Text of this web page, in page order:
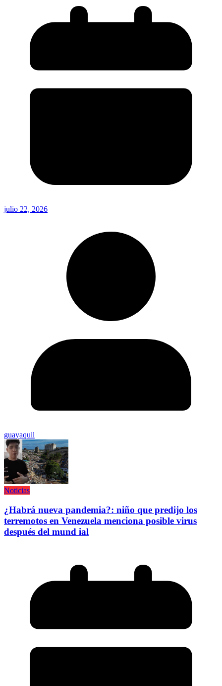
julio 22, 2026
guayaquil
Noticias
¿Habrá nueva pandemia?: niño que predijo los
terremotos en Venezuela menciona posible virus
después del mund ial